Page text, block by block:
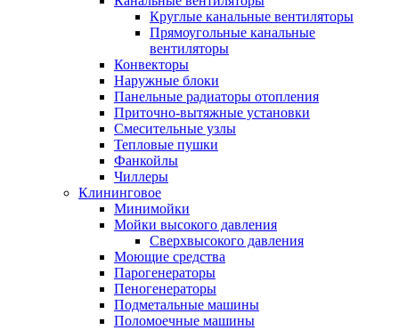
Круглые канальные вентиляторы
Прямоугольные канальные
вентиляторы
Конвекторы
Наружные блоки
Панельные радиаторы отопления
Приточно-вытяжные установки
Смесительные узлы
Тепловые пушки
Фанкойлы
Чиллеры
Клининговое
Минимойки
Мойки высокого давления
Сверхвысокого давления
Моющие средства
Парогенераторы
Пеногенераторы
Подметальные машины
Поломоечные машины